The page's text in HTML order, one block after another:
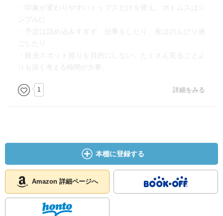
・印象が変わりやすいトップスだけを替え、ボトムスはシ
ンプルに
・予定は詰め込みすぎず、仕事をしたり、夜はのんびり過
ごしたり
・観光スポット巡りを目的にしない。たくさん見ることよ
りも深く考える時間が大事。
1 詳細をみる
本棚に登録する
Amazon 詳細ページへ